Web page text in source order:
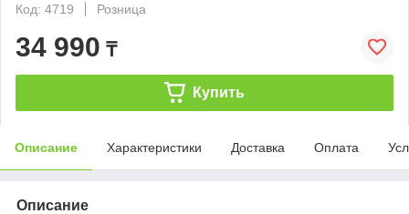
Код: 4719
Розница
34 990 ₸
Купить
Описание Характеристики Доставка Оплата
Описание